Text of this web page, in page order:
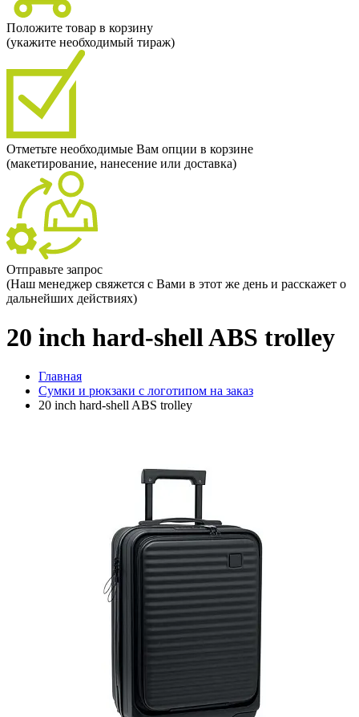
Положите товар в корзину
(укажите необходимый тираж)
Отметьте необходимые Вам опции в корзине
(макетирование, нанесение или доставка)
Отправьте запрос
(Наш менеджер свяжется с Вами в этот же день и расскажет о
дальнейших действиях)
20 inch hard-shell ABS trolley
Главная
Сумки и рюкзаки с логотипом на заказ
20 inch hard-shell ABS trolley